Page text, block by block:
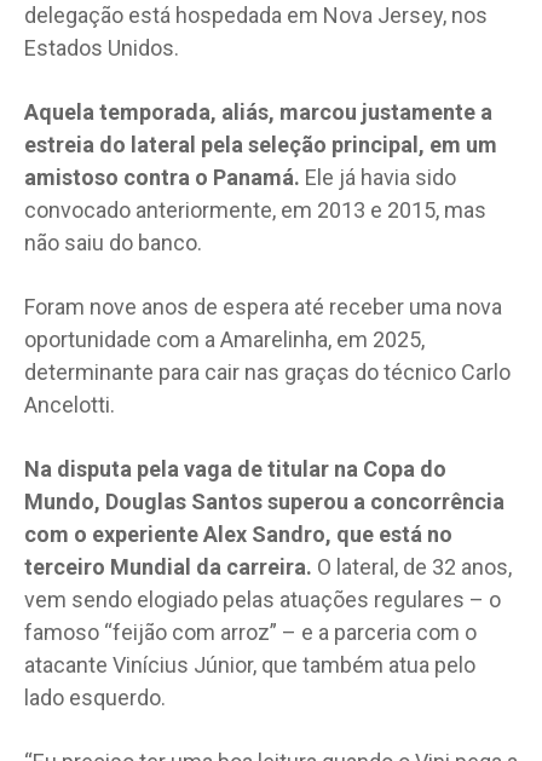
delegação está hospedada em Nova Jersey, nos
Estados Unidos.
Aquela temporada, aliás, marcou justamente a
estreia do lateral pela seleção principal, em um
amistoso contra o Panamá. Ele já havia sido
convocado anteriormente, em 2013 e 2015, mas
não saiu do banco.
Foram nove anos de espera até receber uma nova
oportunidade com a Amarelinha, em 2025,
determinante para cair nas graças do técnico Carlo
Ancelotti.
Na disputa pela vaga de titular na Copa do
Mundo, Douglas Santos superou a concorrência
com o experiente Alex Sandro, que está no
terceiro Mundial da carreira. O lateral, de 32 anos,
vem sendo elogiado pelas atuações regulares – o
famoso “feijão com arroz” – e a parceria com o
atacante Vinícius Júnior, que também atua pelo
lado esquerdo.